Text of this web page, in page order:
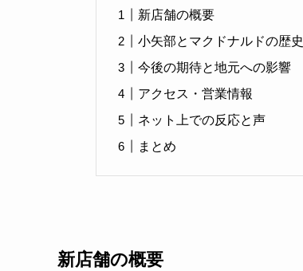
新店舗の概要
小矢部とマクドナルドの歴史
今後の期待と地元への影響
アクセス・営業情報
ネット上での反応と声
まとめ
新店舗の概要